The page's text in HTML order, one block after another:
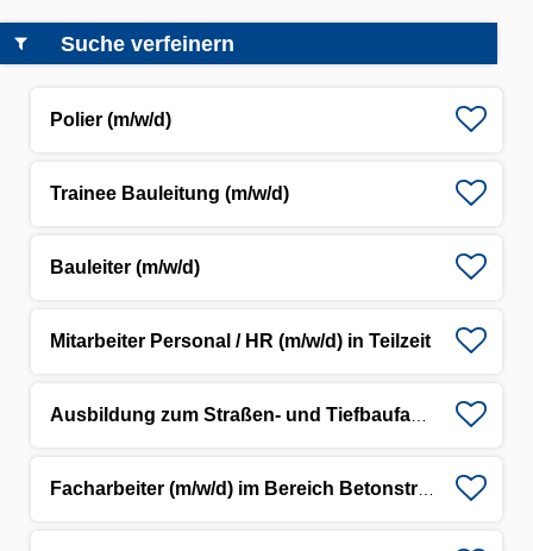
Polier (m/w/d)
Trainee Bauleitung (m/w/d)
Bauleiter (m/w/d)
Mitarbeiter Personal / HR (m/w/d) in Teilzeit
Suche verfeinern